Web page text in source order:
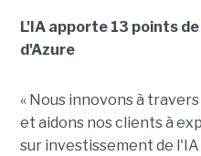
L'IA apporte 13 points
d'Azure
« Nous innovons à
et aidons nos clients à
sur investissement de